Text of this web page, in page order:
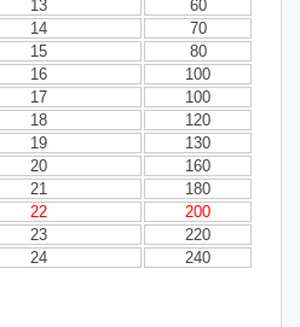
13
60
14
70
15
80
16
100
17
100
18
120
19
130
20
160
21
180
22
200
23
220
24 240